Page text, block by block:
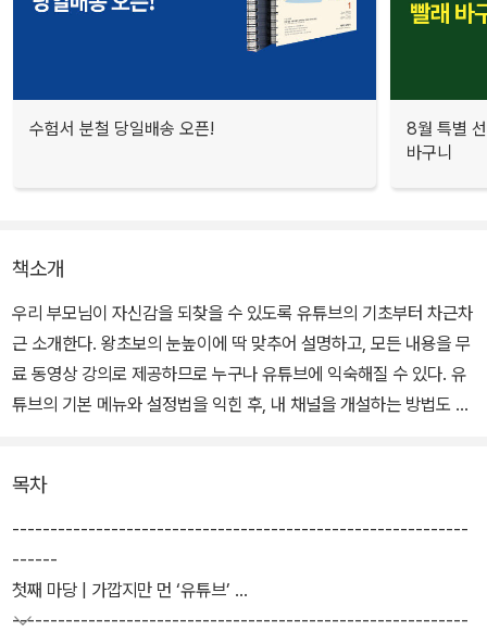
수험서 분철 당일배송 오픈!
8월 특별
바구니
책소개
우리 부모님이 자신감을 되찾을 수 있도록 유튜브의 기초부터 차근차
근 소개한다. 왕초보의 눈높이에 딱 맞추어 설명하고, 모든 내용을 무
료 동영상 강의로 제공하므로 누구나 유튜브에 익숙해질 수 있다. 유
튜브의 기본 메뉴와 설정법을 익힌 후, 내 채널을 개설하는 방법도 알
목차
------------------------------------------------------------
------
첫째 마당 | 가깝지만 먼 ‘유튜브’
------------------------------------------------------------